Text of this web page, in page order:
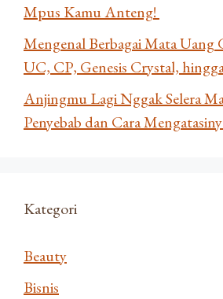
Mpus Kamu Anteng!
Mengenal Berbagai Mata Uang
UC, CP, Genesis Crystal,
Anjingmu Lagi Nggak Selera
Penyebab dan Cara
Kategori
Beauty
Bisnis